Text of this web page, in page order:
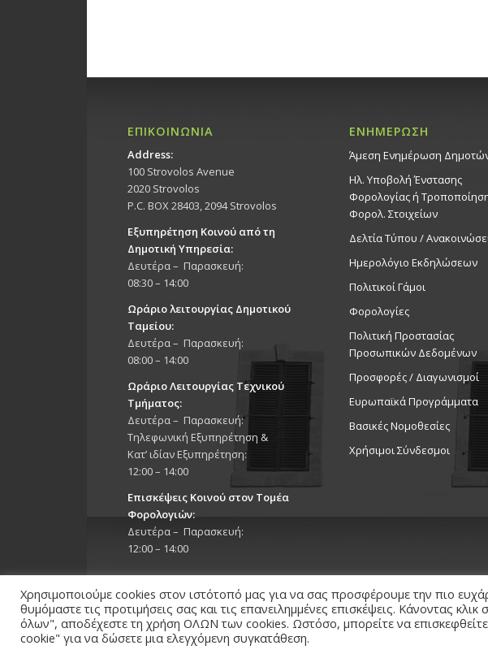
ΕΠΙΚΟΙΝΩΝΙΑ
Address:
100 Strovolos Avenue
2020 Strovolos
P.C. BOX 28403, 2094 Strovolos
Εξυπηρέτηση Κοινού από τη
Δημοτική Υπηρεσία:
Δευτέρα – Παρασκευή:
08:30 – 14:00
Ωράριο λειτουργίας Δημοτικού
Ταμείου:
Δευτέρα – Παρασκευή:
08:00 – 14:00
Ωράριο Λειτουργίας Τεχνικού
Τμήματος:
Δευτέρα – Παρασκευή:
Τηλεφωνική Εξυπηρέτηση &
Κατ’ ιδίαν Εξυπηρέτηση:
12:00 – 14:00
Επισκέψεις Κοινού στον Τομέα
Φορολογιών:
Δευτέρα – Παρασκευή:
12:00 – 14:00
ΕΝΗΜΕΡΩΣΗ
Άμεση Ενημέρωση
Ηλ. Υποβολή Ένστασης
Φορολογίας ή
Φορολ. Στοιχείων
Δελτία Τύπου /
Ημερολόγιο Εκδηλώσεων
Πολιτικοί Γάμοι
Φορολογίες
Πολιτική Προστασίας
Προσωπικών Δεδομένων
Προσφορές / Διαγωνισμοί
Ευρωπαϊκά Προγράμματα
Βασικές Νομοθεσίες
Χρήσιμοι Σύνδεσμοι
Copyright 2026 © Δήμος Στροβόλου, All Rights Reserved. / Powered by
Χρησιμοποιούμε cookies στον ιστότοπό μας για να σας προσφέρουμε την πιο
θυμόμαστε τις προτιμήσεις σας και τις επανειλημμένες επισκέψεις. Κάνοντας
όλων", αποδέχεστε τη χρήση ΟΛΩΝ των cookies. Ωστόσο, μπορείτε να επισκεφθείτε
cookie" για να δώσετε μια ελεγχόμενη συγκατάθεση.